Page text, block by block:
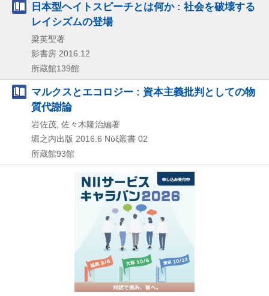
日本型ヘイトスピーチとは何か : 社会を破壊する
レイシズムの登場
梁英聖著
影書房 2016.12
所蔵館139館
マルクスとエコロジー : 資本主義批判としての物
質代謝論
岩佐茂, 佐々木隆治編著
堀之内出版 2016.6 Νύξ叢書 02
所蔵館93館